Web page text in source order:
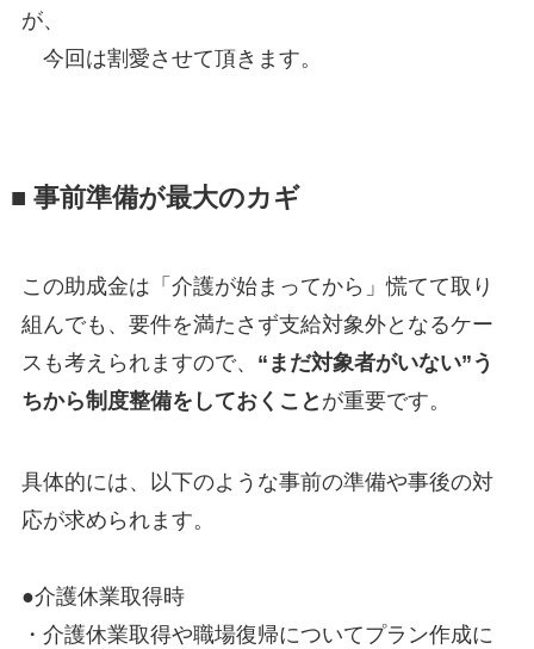
が、
今回は割愛させて頂きます。
■ 事前準備が最大のカギ
この助成金は「介護が始まってから」慌てて取り
組んでも、要件を満たさず支給対象外となるケー
スも考えられますので、 “まだ対象者がいない”う
ちから制度整備をしておくこと が重要です。
具体的には、以下のような事前の準備や事後の対
応が求められます。
●介護休業取得時
・介護休業取得や職場復帰についてプラン作成に